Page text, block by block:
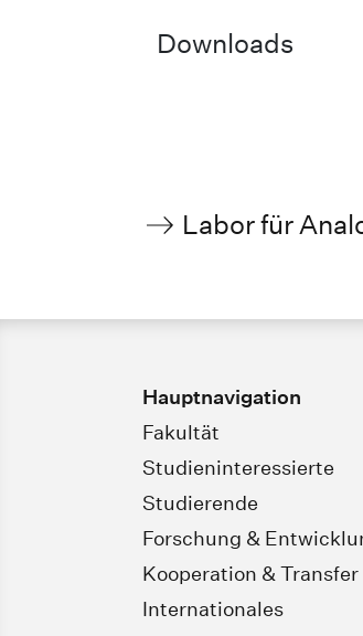
Downloads
Labor für
Hauptnavigation
Fakultät
Studieninteressierte
Studierende
Forschung &
Kooperation & Transfer
Internationales